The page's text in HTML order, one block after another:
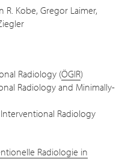
Kobe, Gregor Laimer,
Radiology (ÖGIR)
Radiology and Minimally-
Radiology
Radiologie in